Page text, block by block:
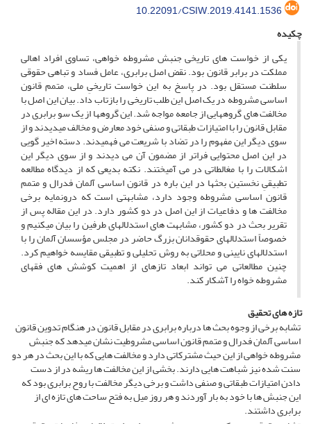
10.22091/CSIW.2019.4141.1536
چکیده
یکی از خواست­ های تاریخی جنبش مشروطه ­خواهی، تساوی افراد اهالی
مملکت در برابر قانون بود. نقض اصل برابری، عامل فساد و تباهی حقوقی
سلطنت مستقل بود. در پاسخ به این خواست تاریخیِ ملی، متمم قانون
اساسی مشروطه در یک اصل این طلب تاریخی را بازتاب داد. بیان این اصل با
مخالفت های گروه­هایی از جامعه مواجه شد. این گروه­ها از یک سو برابری در
مقابل قانون را با امتیازات طبقاتی و صنفی خود معارض و مخالف می­دیدند و از
سوی دیگر این مفهوم را در تضاد با شریعت می­ فهمیدند. دسته اخیر گویی
در این اصل محتوایی فراتر از مضمون آن می­ دیدند و از سوی دیگر این
اشکالات را با مغالطاتی در می ­آمیختند. نکته بدیعی که از دیدگاه مطالعه
تطبیقیِ نخستین بحث­ها در این باره در قانون اساسی آلمان فدرال و متمم
قانون اساسی مشروطه وجود دارد، مشابهتی است که درونمایه برخی
مخالفت­ ها و دفاعیات از این اصل در دو کشور دارد. در این مقاله پس از
تقریر بحث در دو کشور، مشابهت ­های استدلال­های طرفین را بیان می­کنیم و
خصوصاً استدلال­های حقوقدانان بزرگ حاضر در مجلس مؤسسان آلمان را با
استدلال­های نایینی و محلاتی به روش تحلیلی و تطبیقی مقایسه خواهیم کرد.
چنین مطالعاتی می ­تواند ابعاد تازه­ای از اهمیت کوشش ­های فقهای
مشروطه­ خواه را آشکار کند.
تازه های تحقیق
تشابه برخی از وجوه بحث­ ها درباره برابری در مقابل قانون در هنگام تدوین قانون
اساسی آلمان فدرال و متمم قانون اساسی مشروطیت نشان می­دهد که جنبش
مشروطه خواهی از این حیث مشترکاتی دارد و مخالفت­ هایی که با این بحث در هر دو
سنت شده نیز شباهت­ هایی دارند. بخشی از این مخالفت ها ریشه در از دست
دادن امتیازات طبقاتی و صنفی داشت و برخی دیگر مخالفت با روح برابری بود که
این جنبش ­ها با خود به بار آوردند و هر روز میل به فتح ساحت ­های تازه ­ای از
برابری داشتند.